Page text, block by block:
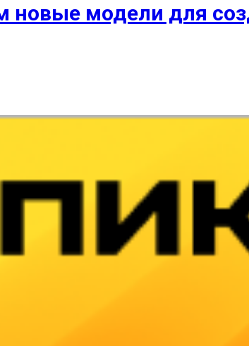
новые модели для